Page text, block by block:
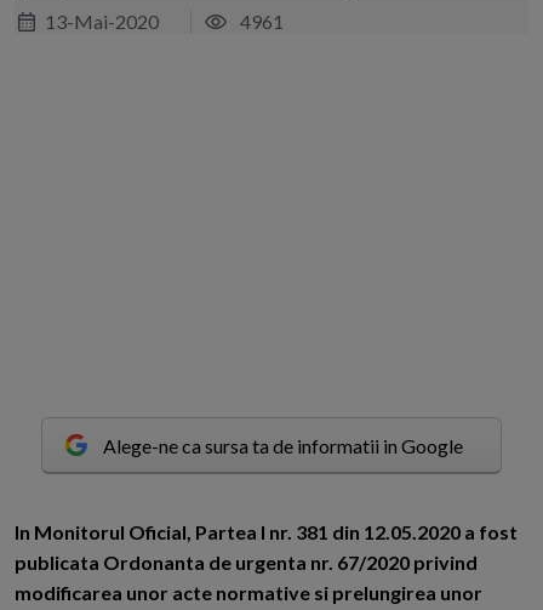
13-Mai-2020 4961
Alege-ne ca sursa ta de informatii in Google
In Monitorul Oficial, Partea I nr. 381 din 12.05.2020 a fost
publicata Ordonanta de urgenta nr. 67/2020 privind
modificarea unor acte normative si prelungirea unor